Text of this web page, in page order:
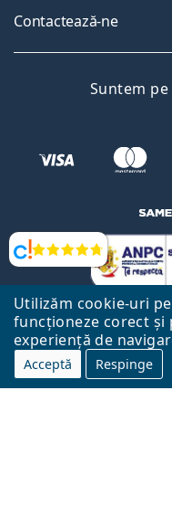
Utilizăm cookie-uri
funcționeze corect și
experiență de
Acceptă Respinge
Opinii
Contactează-ne
Suntem pe
Către